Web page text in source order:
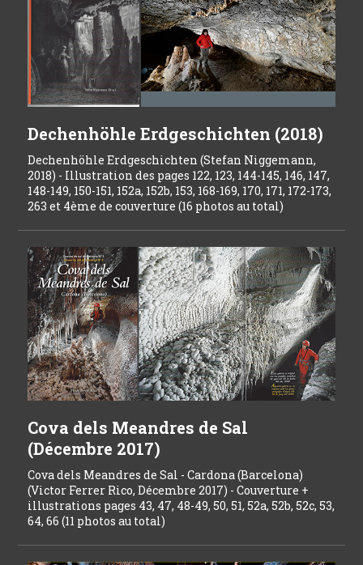
Dechenhöhle Erdgeschichten (2018)
Dechenhöhle Erdgeschichten (Stefan Niggemann,
2018) - Illustration des pages 122, 123, 144-145, 146, 147,
148-149, 150-151, 152a, 152b, 153, 168-169, 170, 171, 172-173,
263 et 4ème de couverture (16 photos au total)
Cova dels Meandres de Sal
(Décembre 2017)
Cova dels Meandres de Sal - Cardona (Barcelona)
(Victor Ferrer Rico, Décembre 2017) - Couverture +
illustrations pages 43, 47, 48-49, 50, 51, 52a, 52b, 52c, 53,
64, 66 (11 photos au total)